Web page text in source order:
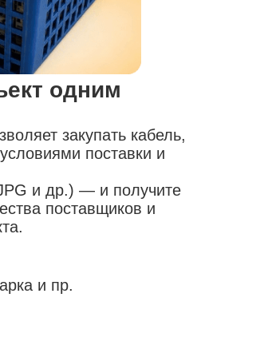
одним
закупать кабель,
поставки и
и др.) — и получите
поставщиков и
и пр.